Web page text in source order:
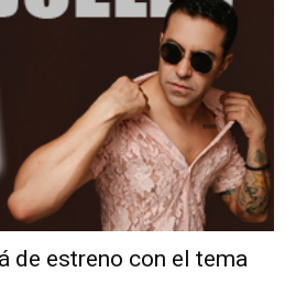
de estreno con el tema